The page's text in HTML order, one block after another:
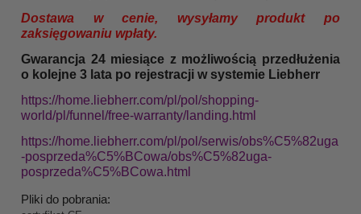
Dostawa w cenie, wysyłamy produkt po
zaksięgowaniu wpłaty.
Gwarancja 24 miesiące z możliwością przedłużenia
o kolejne 3 lata po rejestracji w systemie Liebherr
https://home.liebherr.com/pl/pol/shopping-
world/pl/funnel/free-warranty/landing.html
https://home.liebherr.com/pl/pol/serwis/obs%C5%82uga
-posprzeda%C5%BCowa/obs%C5%82uga-
posprzeda%C5%BCowa.html
Pliki do pobrania: